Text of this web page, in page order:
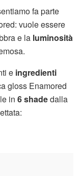
fa parte
vuole essere
e la luminosità
e ingredienti
gloss Enamored
in 6 shadedalla